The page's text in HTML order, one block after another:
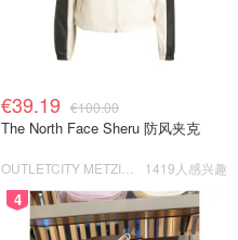
€39.19 €100.00
The North Face Sheru 防风夹克
1419人感兴趣
4